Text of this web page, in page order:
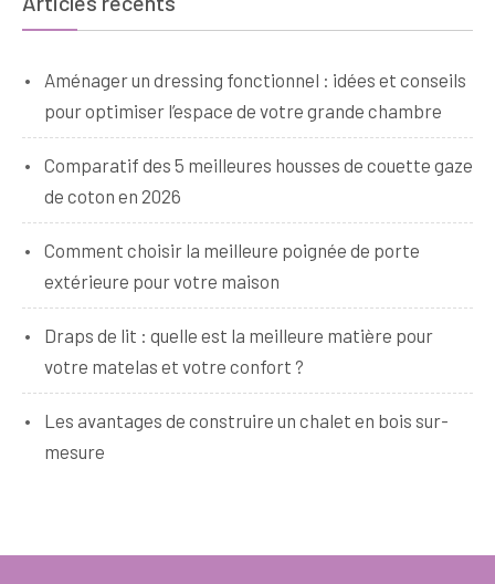
Aménager un dressing fonctionnel : idées et conseils
pour optimiser l’espace de votre grande chambre
Comparatif des 5 meilleures housses de couette gaze
de coton en 2026
Comment choisir la meilleure poignée de porte
extérieure pour votre maison
Draps de lit : quelle est la meilleure matière pour
votre matelas et votre confort ?
Les avantages de construire un chalet en bois sur-
mesure